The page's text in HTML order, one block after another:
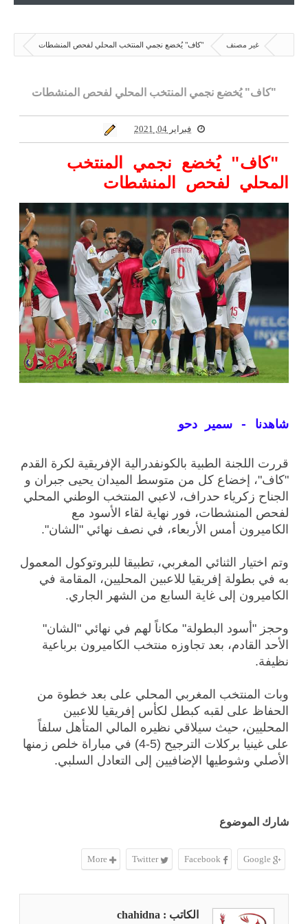
غير مصنف "كاف" يُخضع نجمي المنتخب المحلي لفحص المنشطات
"كاف" يُخضع نجمي المنتخب المحلي لفحص المنشطات
فبراير 04, 2021
"كاف" يُخضع نجمي المنتخب
المحلي لفحص المنشطات
شاهدنا - سمير دحو
قررت اللجنة الطبية بالكونفدرالية الإفريقية لكرة القدم
"كاف"، إخضاع كل من متوسط الميدان يحيى جبران و
الجناح زكرياء حدراف، لاعبي المنتخب الوطني المحلي
لفحص المنشطات، فور نهاية لقاء الأسود مع
الكاميرون أمس الأربعاء، في نصف نهائي "الشان".
وتم اختيار الثنائي المغربي، تطبيقا للبروتوكول المعمول
به في بطولة إفريقيا للاعبين المحليين، المقامة في
الكاميرون إلى غاية السابع من الشهر الجاري.
وحجز "أسود البطولة" مكاناً لهم في نهائي "الشان"
الأحد القادم، بعد تجاوزه منتخب الكاميرون برباعية
نظيفة.
وبات المنتخب المغربي المحلي على بعد خطوة من
الحفاظ على لقبه كبطل لكأس إفريقيا للاعبين
المحليين، حيث سيلاقي نظيره المالي المتأهل سلفاً
على غينيا بركلات الترجيح (5-4) في مباراة خلص زمنها
الأصلي وشوطيها الإضافيين إلى التعادل السلبي.
شارك الموضوع
Twitter
الكاتب : chahidna